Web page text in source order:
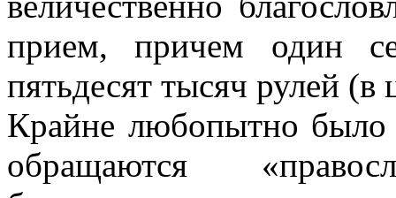
прием, причем один
пятьдесят тысяч рулей (в
Крайне любопытно
обращаются